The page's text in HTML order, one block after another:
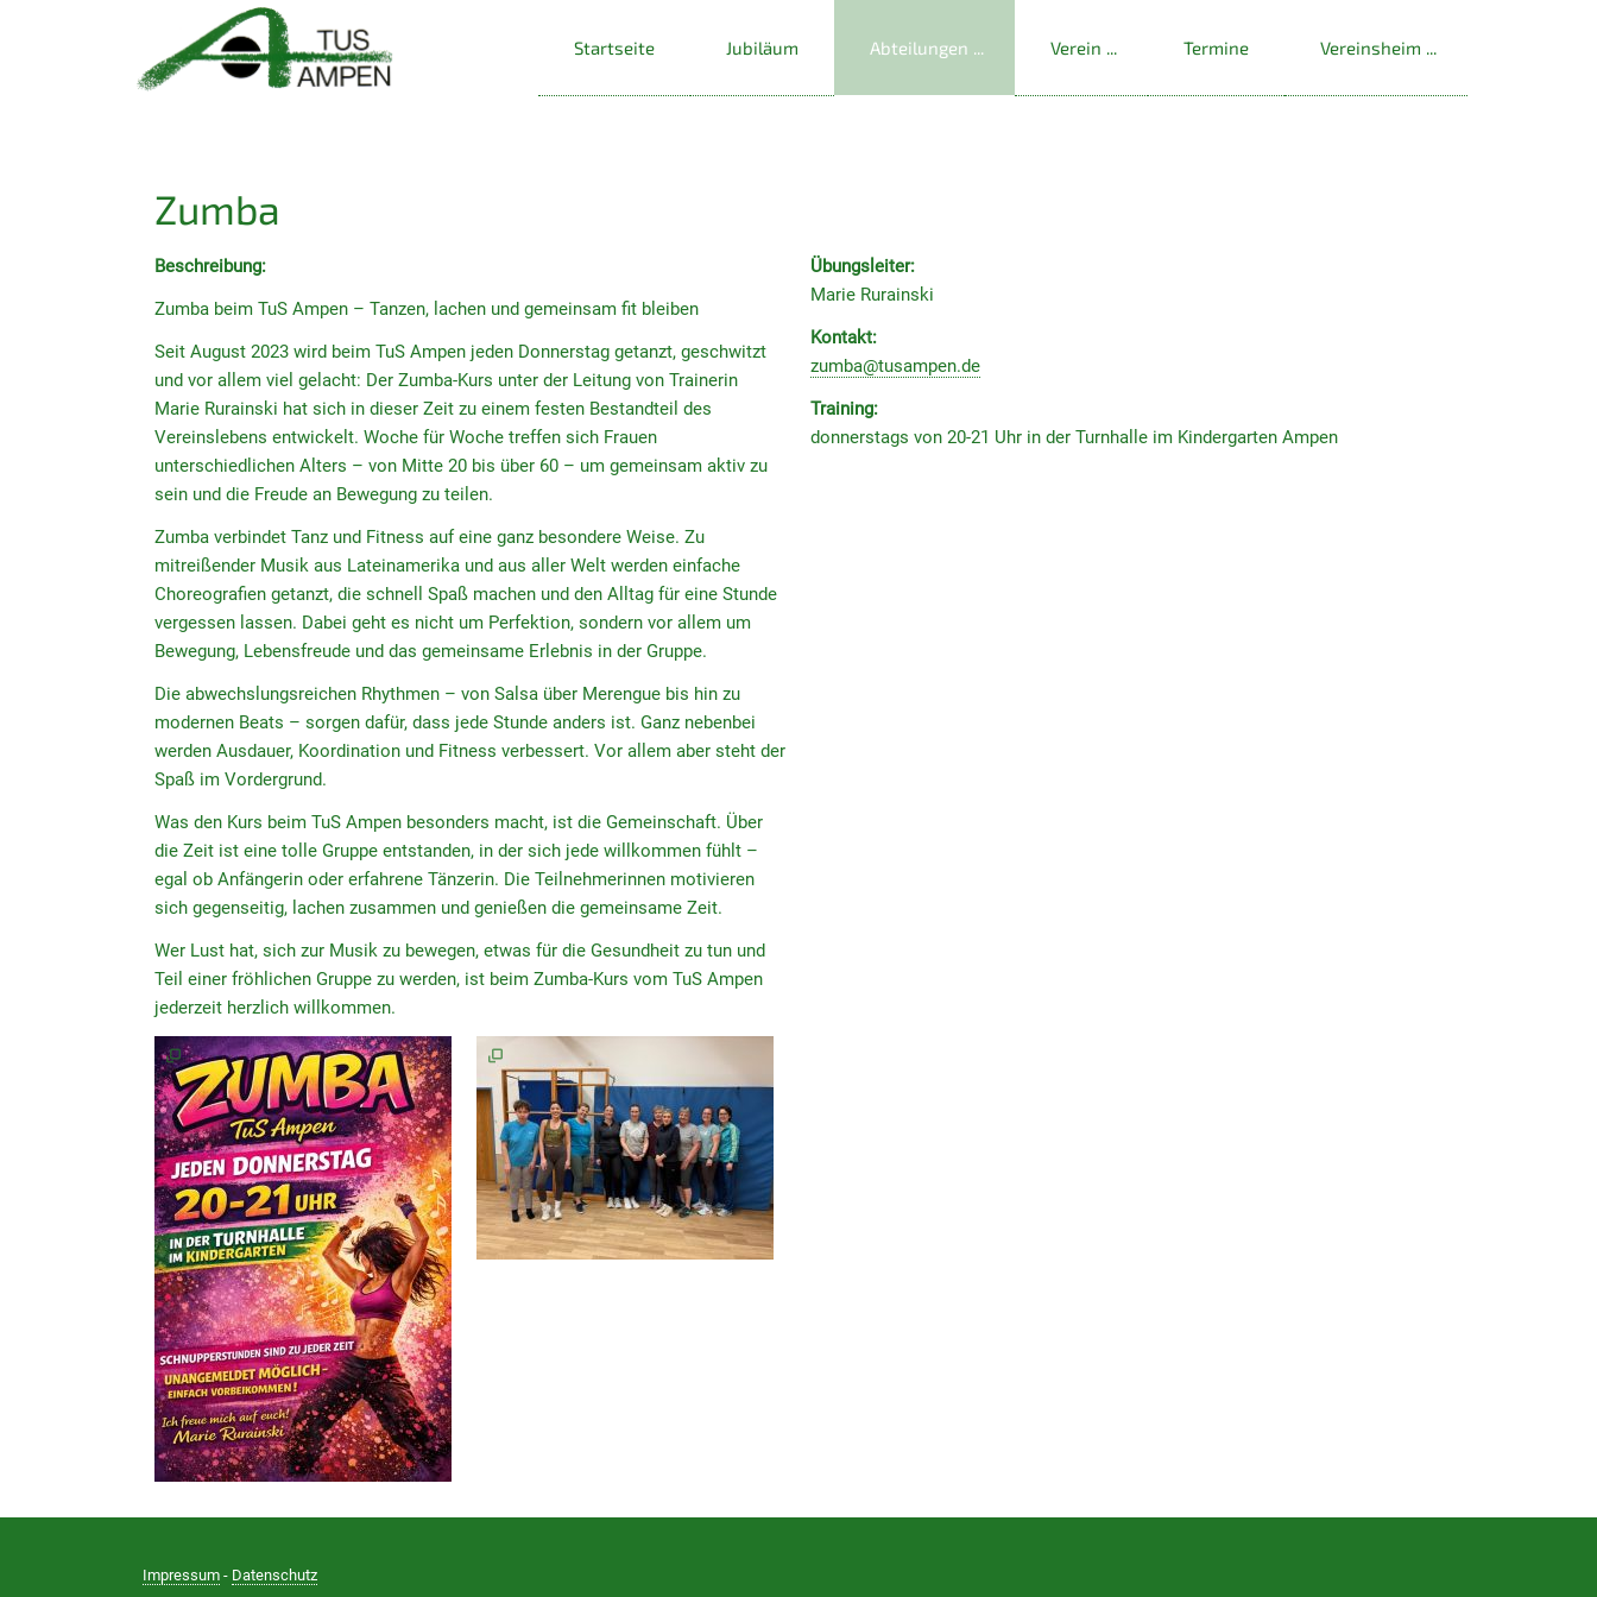
Startseite Jubiläum Abteilungen Verein Termine Vereinsheim
Zumba
Beschreibung:
Zumba beim TuS Ampen – Tanzen, lachen und gemeinsam fit bleiben
Seit August 2023 wird beim TuS Ampen jeden Donnerstag getanzt, geschwitzt
und vor allem viel gelacht: Der Zumba-Kurs unter der Leitung von Trainerin
Marie Rurainski hat sich in dieser Zeit zu einem festen Bestandteil des
Vereinslebens entwickelt. Woche für Woche treffen sich Frauen
unterschiedlichen Alters – von Mitte 20 bis über 60 – um gemeinsam aktiv zu
sein und die Freude an Bewegung zu teilen.
Zumba verbindet Tanz und Fitness auf eine ganz besondere Weise. Zu
mitreißender Musik aus Lateinamerika und aus aller Welt werden einfache
Choreografien getanzt, die schnell Spaß machen und den Alltag für eine Stunde
vergessen lassen. Dabei geht es nicht um Perfektion, sondern vor allem um
Bewegung, Lebensfreude und das gemeinsame Erlebnis in der Gruppe.
Die abwechslungsreichen Rhythmen – von Salsa über Merengue bis hin zu
modernen Beats – sorgen dafür, dass jede Stunde anders ist. Ganz nebenbei
werden Ausdauer, Koordination und Fitness verbessert. Vor allem aber steht der
Spaß im Vordergrund.
Was den Kurs beim TuS Ampen besonders macht, ist die Gemeinschaft. Über
die Zeit ist eine tolle Gruppe entstanden, in der sich jede willkommen fühlt –
egal ob Anfängerin oder erfahrene Tänzerin. Die Teilnehmerinnen motivieren
sich gegenseitig, lachen zusammen und genießen die gemeinsame Zeit.
Wer Lust hat, sich zur Musik zu bewegen, etwas für die Gesundheit zu tun und
Teil einer fröhlichen Gruppe zu werden, ist beim Zumba-Kurs vom TuS Ampen
jederzeit herzlich willkommen.
Übungsleiter:
Marie Rurainski
Kontakt:
zumba@tusampen.de
Training:
donnerstags von 20-21 Uhr in der Turnhalle im Kindergarten Ampen
Impressum- Datenschutz